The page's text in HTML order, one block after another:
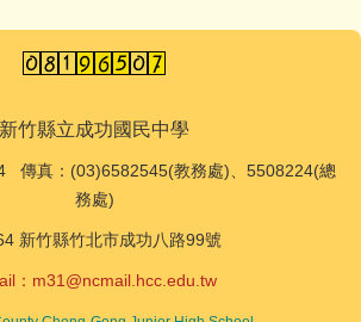
新竹縣立成功國民中學
傳真：(03)6582545(教務處)、5508224(總
務處)
新竹縣竹北市成功八路99號
： m31@ncmail.hcc.edu.tw